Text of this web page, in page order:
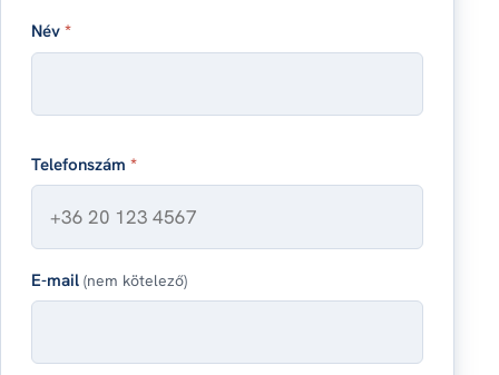
Név*
Telefonszám*
E-mail(nem kötelező)